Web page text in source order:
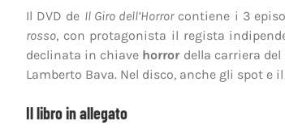
Il DVD de Il Giro dell’Horrorcontiene i 3
rosso, con protagonista il regista
declinata in chiave horror della carriera
Lamberto Bava. Nel disco, anche gli spot e
Il libro in allegato